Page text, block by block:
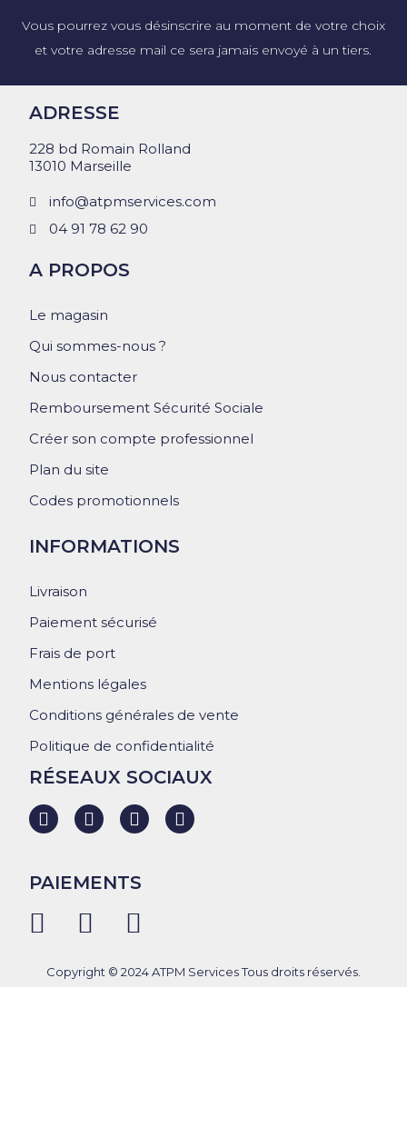
Vous pourrez vous désinscrire au moment de votre choix
et votre adresse mail ce sera jamais envoyé à un tiers.
ADRESSE
228 bd Romain Rolland
13010 Marseille
info@atpmservices.com
04 91 78 62 90
A PROPOS
Le magasin
Qui sommes-nous ?
Nous contacter
Remboursement Sécurité Sociale
Créer son compte professionnel
Plan du site
Codes promotionnels
INFORMATIONS
Livraison
Paiement sécurisé
Frais de port
Mentions légales
Conditions générales de vente
Politique de confidentialité
RÉSEAUX SOCIAUX
PAIEMENTS
Copyright © 2024 ATPM Services Tous droits réservés.